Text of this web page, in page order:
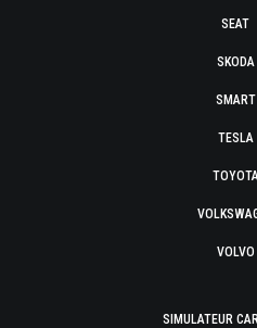
SEAT
SKODA
SMART
TESLA
VOLVO
SIMULATEUR